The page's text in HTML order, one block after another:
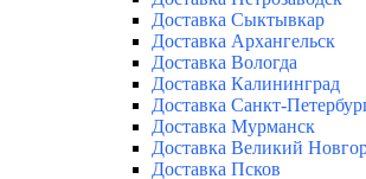
Доставка Сыктывкар
Доставка Архангельск
Доставка Вологда
Доставка Калининград
Доставка Санкт-
Доставка Мурманск
Доставка Великий
Доставка Псков